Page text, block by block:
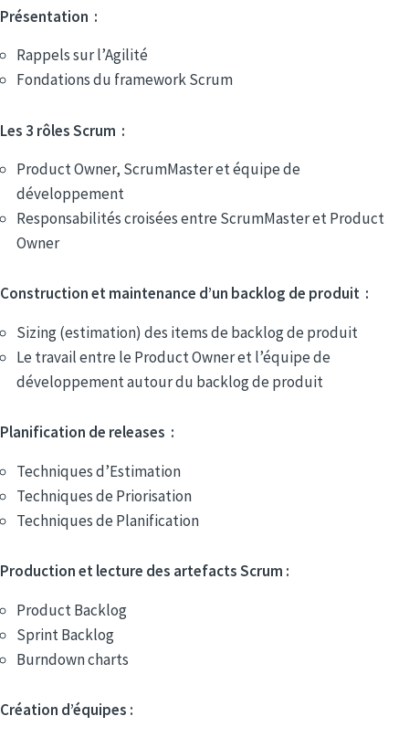
Présentation :
Rappels sur l’Agilité
Fondations du framework Scrum
Les 3 rôles Scrum :
Product Owner, ScrumMaster et équipe de
développement
Responsabilités croisées entre ScrumMaster et Product
Owner
Construction et maintenance d’un backlog de produit :
Sizing (estimation) des items de backlog de produit
Le travail entre le Product Owner et l’équipe de
développement autour du backlog de produit
Planification de releases :
Techniques d’Estimation
Techniques de Priorisation
Techniques de Planification
Production et lecture des artefacts Scrum :
Product Backlog
Sprint Backlog
Burndown charts
Création d’équipes :